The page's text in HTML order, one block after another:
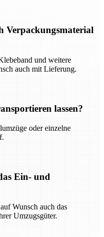
Verpackungsmaterial
und weitere
auch mit Lieferung.
lassen?
oder einzelne
Ein- und
Wunsch auch das
Umzugsgüter.